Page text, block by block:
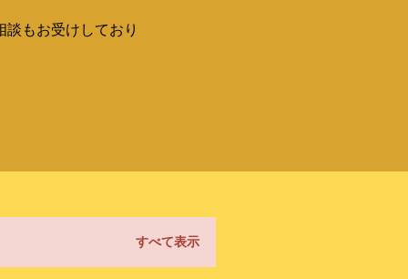
もお受けしており
すべて表示